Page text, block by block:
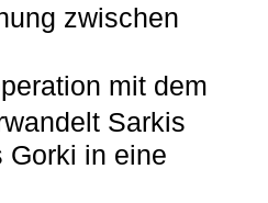
zwischen
mit dem
Sarkis
Gorki in eine